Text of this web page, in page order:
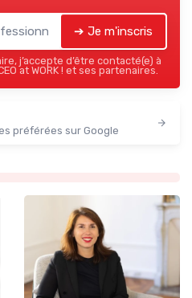
➔ Je m'inscris
j’accepte d’être contacté(e) à
at WORK ! et ses partenaires.
préférées sur Google